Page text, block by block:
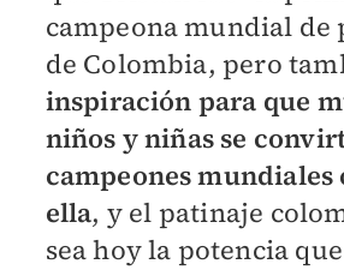
campeona mundial de
de Colombia, pero
inspiración para que
niños y niñas se
campeones mundiales
ella, y el patinaje
sea hoy la potencia que